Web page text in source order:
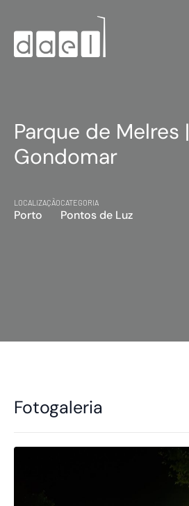
Parque de Melres |
Gondomar
LOCALIZAÇÃO
Porto
CATEGORIA
Pontos de Luz
Fotogaleria